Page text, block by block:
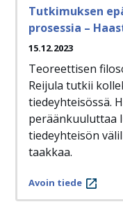
Tutkimuksen
prosessia –
15.12.2023
Teoreettisen
Reijula tutkii
tiedeyhteisössä.
peräänkuuluttaa
tiedeyhteisön
taakkaa.
Avoin tiede